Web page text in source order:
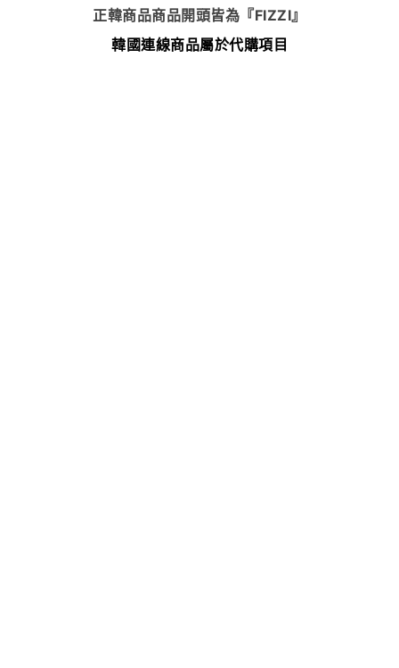
正韓商品商品開頭皆為『FIZZI』
韓國連線商品屬於代購項目